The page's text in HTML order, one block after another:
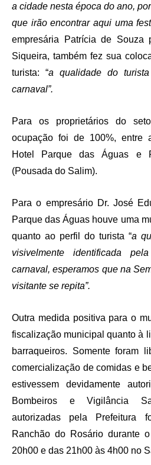
a cidade nesta época do ano,
que irão encontrar aqui uma
empresária Patrícia de Souza
Siqueira, também fez sua
turista: “a qualidade do
carnaval”.
Para os proprietários do
ocupação foi de 100%, entre
Hotel Parque das Águas e
(Pousada do Salim).
Para o empresário Dr. José
Parque das Águas houve uma
quanto ao perfil do turista “a
visivelmente identificada
carnaval, esperamos que na
visitante se repita”.
Outra medida positiva para o
fiscalização municipal quanto à
barraqueiros. Somente foram
comercialização de comidas e
estivessem devidamente
Bombeiros e Vigilância
autorizadas pela Prefeitura
Ranchão do Rosário durante
20h00 e das 21h00 às 4h00 no